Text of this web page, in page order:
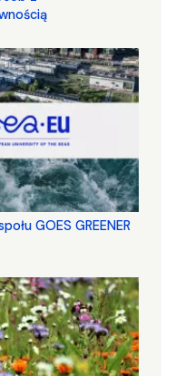
GOES GREENER